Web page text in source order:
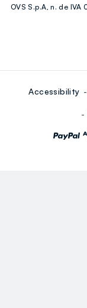
Youtube
OVS S.p.A, n. de
Accessibility